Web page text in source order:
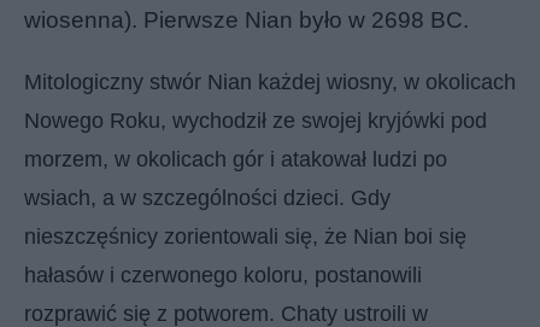
wiosenna). Pierwsze Nian było w 2698 BC.
Mitologiczny stwór Nian każdej wiosny, w okolicach
Nowego Roku, wychodził ze swojej kryjówki pod
morzem, w okolicach gór i atakował ludzi po
wsiach, a w szczególności dzieci. Gdy
nieszczęśnicy zorientowali się, że Nian boi się
hałasów i czerwonego koloru, postanowili
rozprawić się z potworem. Chaty ustroili w